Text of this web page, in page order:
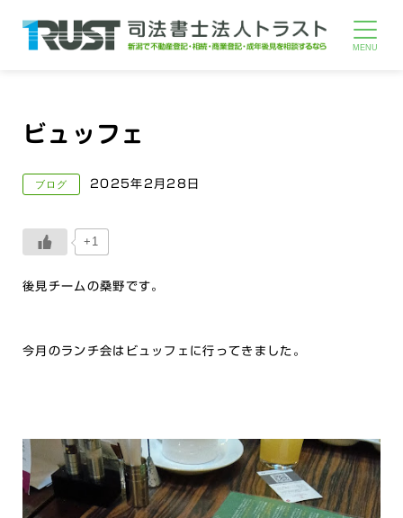
ビュッフェ
ブログ 2025年2月28日
+1
後見チームの桑野です。
今月のランチ会はビュッフェに行ってきました。